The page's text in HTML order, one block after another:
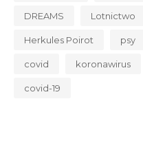
DREAMS Lotnictwo
Herkules Poirot psy
covid koronawirus
covid-19